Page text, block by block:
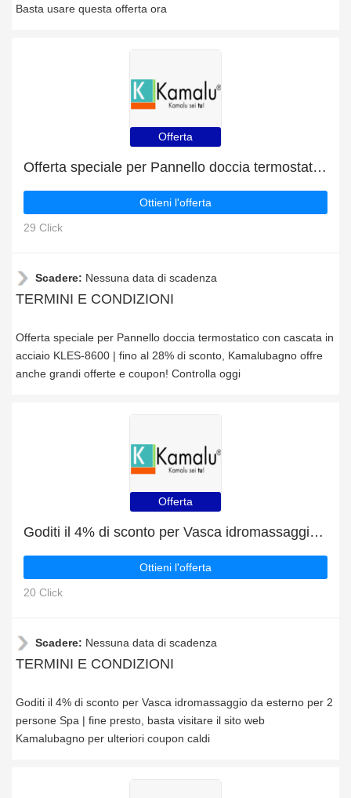
Basta usare questa offerta ora
Offerta
Offerta speciale per Pannello doccia termostatico con cascata in acciaio KLES-8600 | fino al 28% di sconto
Ottieni l'offerta
29 Click
Scadere: Nessuna data di scadenza
TERMINI E CONDIZIONI
Offerta speciale per Pannello doccia termostatico con cascata in
acciaio KLES-8600 | fino al 28% di sconto, Kamalubagno offre
anche grandi offerte e coupon! Controlla oggi
Offerta
Goditi il 4% di sconto per Vasca idromassaggio da esterno per 2 persone Spa | fine presto
Ottieni l'offerta
20 Click
Scadere: Nessuna data di scadenza
TERMINI E CONDIZIONI
Goditi il 4% di sconto per Vasca idromassaggio da esterno per 2
persone Spa | fine presto, basta visitare il sito web
Kamalubagno per ulteriori coupon caldi